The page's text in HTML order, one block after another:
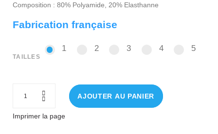
Composition : 80% Polyamide, 20% Elasthanne
Fabrication française
TAILLES
1 22 33 44 55
AJOUTER AU PANIER
Imprimer la page